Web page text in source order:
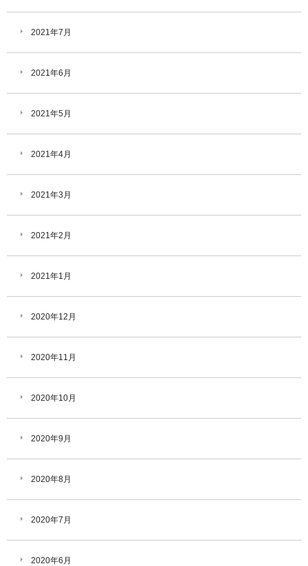
2021年7月
2021年6月
2021年5月
2021年4月
2021年3月
2021年2月
2021年1月
2020年12月
2020年11月
2020年10月
2020年9月
2020年8月
2020年7月
2020年6月